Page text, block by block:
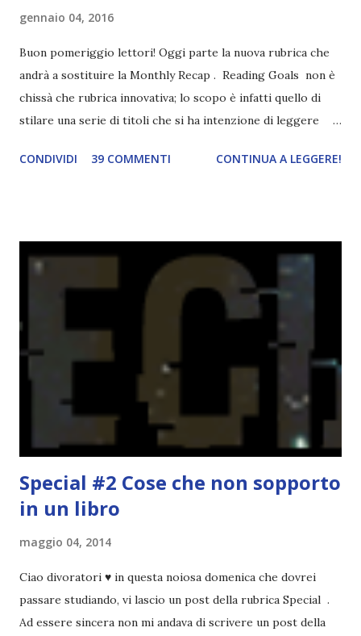
gennaio 04, 2016
Buon pomeriggio lettori! Oggi parte la nuova rubrica che
andrà a sostituire la Monthly Recap . Reading Goals non è
chissà che rubrica innovativa; lo scopo è infatti quello di
stilare una serie di titoli che si ha intenzione di leggere
una rubrica per tenere sotto controllo le reading
spaziare con i generi letterari e non limitarmi al fantasy.
Per farvi un esempio nel 2015 mi sembra di aver letto
troppi libri impegnativi e davvero pochi libri "leggeri", il
che non è sempre un bene. Credo che sia stata la principale
causa per il mio calo di letture. Comunque, ogni mese -
nessun giorno fisso, però - pubblicherò questo post.
Spero che la rubrica sia di vostro gradimento. GENNAIO
TBR+OBIETTIVI Questa è la mia tbr del mese...
CONDIVIDI 39 COMMENTI CONTINUA A LEGGERE!
Special #2 Cose che non sopporto
in un libro
maggio 04, 2014
Ciao divoratori ♥ in questa noiosa domenica che dovrei
passare studiando, vi lascio un post della rubrica Special .
Ad essere sincera non mi andava di scrivere un post della